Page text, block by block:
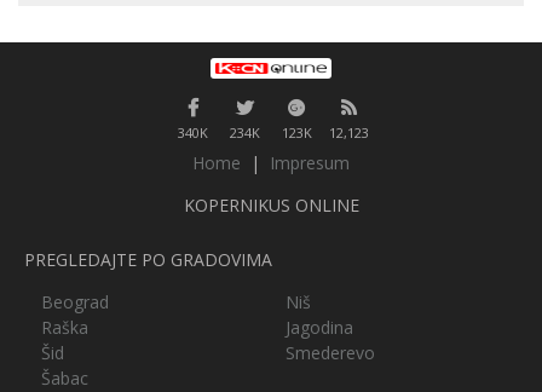
340K 234K 123K 12,123
Home |
Impresum
KOPERNIKUS ONLINE
PREGLEDAJTE PO GRADOVIMA
Beograd
Niš
Raška
Jagodina
Šid
Smederevo
Šabac